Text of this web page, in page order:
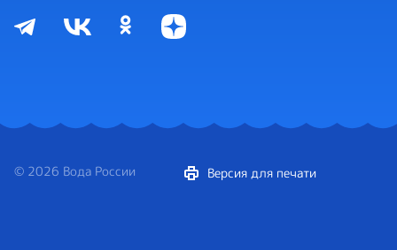
© 2026 Вода России Версия для печати